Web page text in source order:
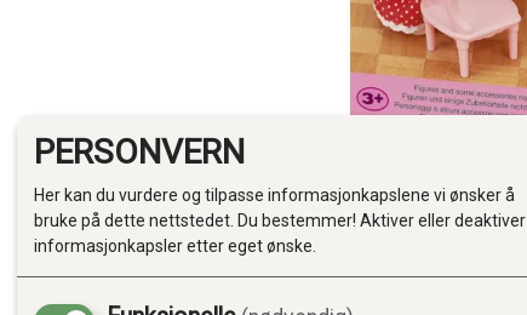
PERSONVERN
Her kan du vurdere og tilpasse informasjonkapslene vi ønsker å
bruke på dette nettstedet. Du bestemmer! Aktiver eller deaktiver
informasjonkapsler etter eget ønske.